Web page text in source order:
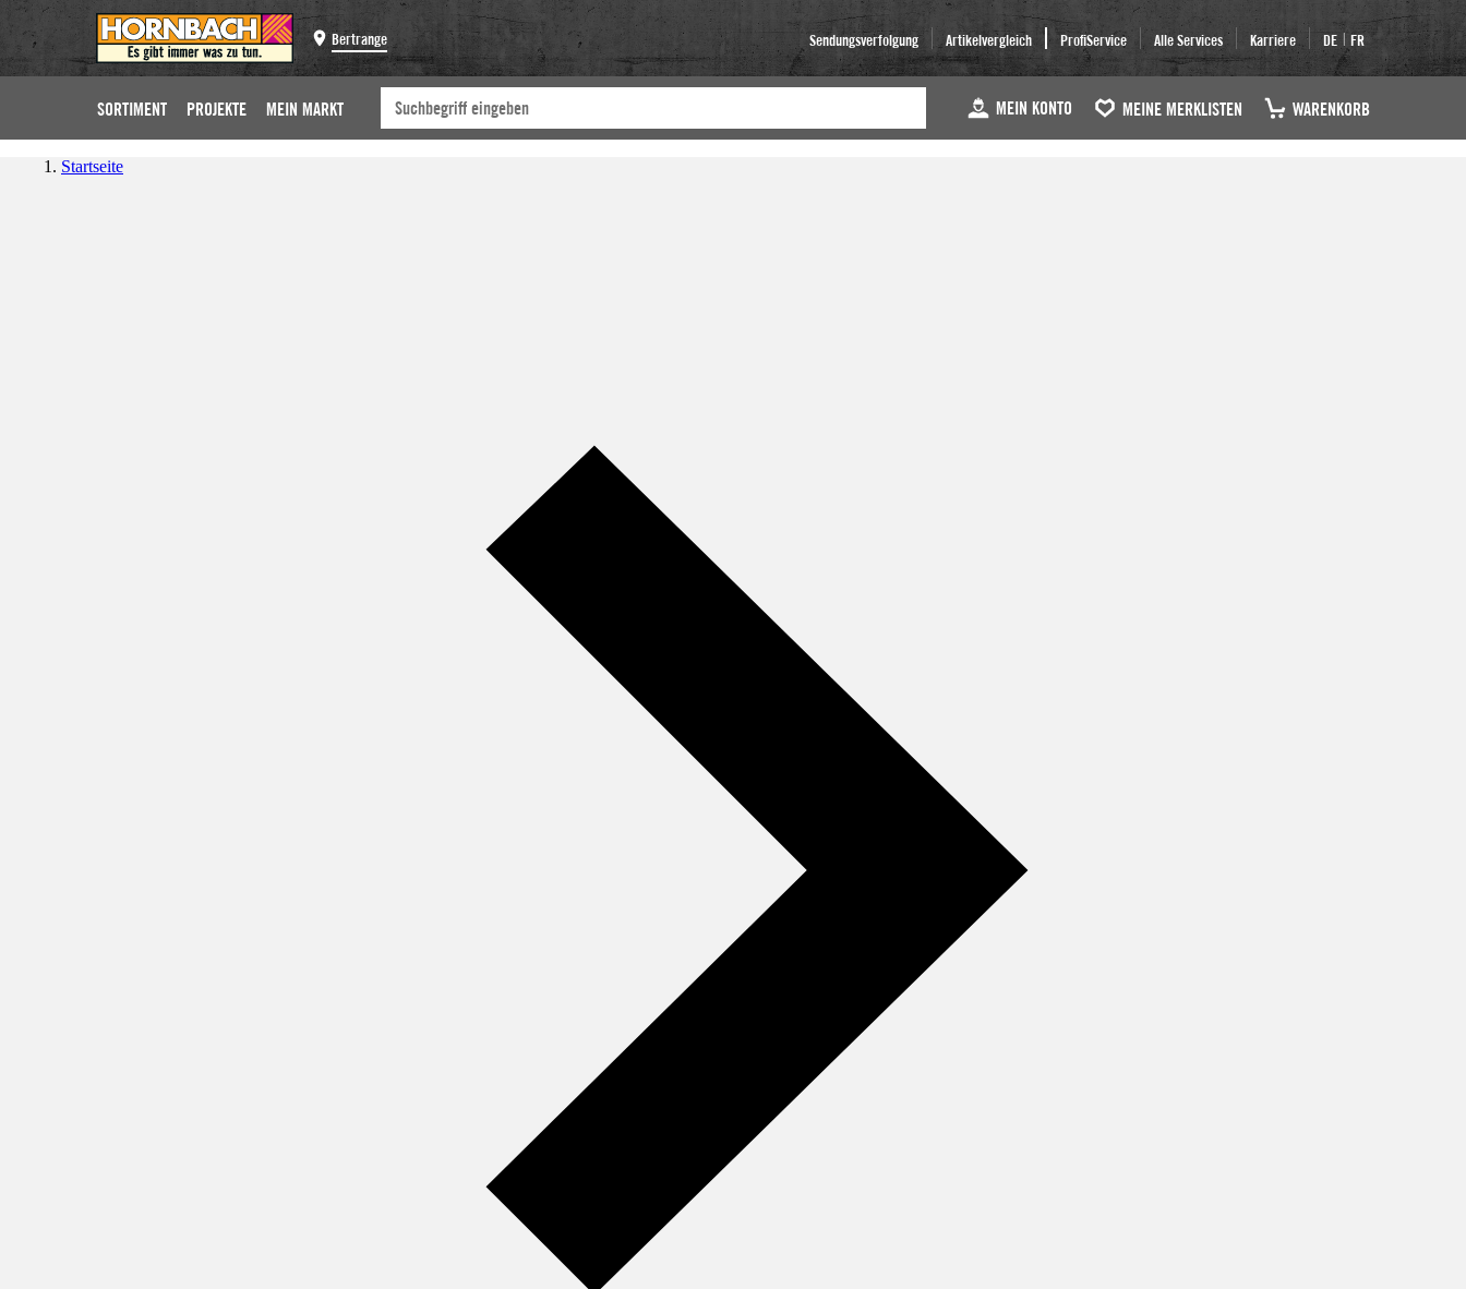
Bertrange Sendungsverfolgung Artikelvergleich ProfiService Alle Services Karriere DE | FR
SORTIMENT PROJEKTE MEIN MARKT MEIN KONTO MEINE MERKLISTEN WARENKORB
Startseite